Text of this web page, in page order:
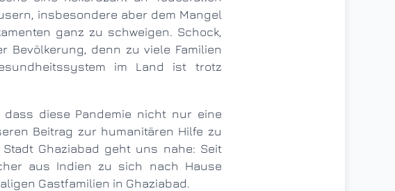
insbesondere aber dem Mangel
ganz zu schweigen. Schock,
Bevölkerung, denn zu viele Familien
im Land ist trotz
Beitrag zur humanitären Hilfe zu
Ghaziabad geht uns nahe: Seit
aus Indien zu sich nach Hause
Gastfamilien in Ghaziabad.